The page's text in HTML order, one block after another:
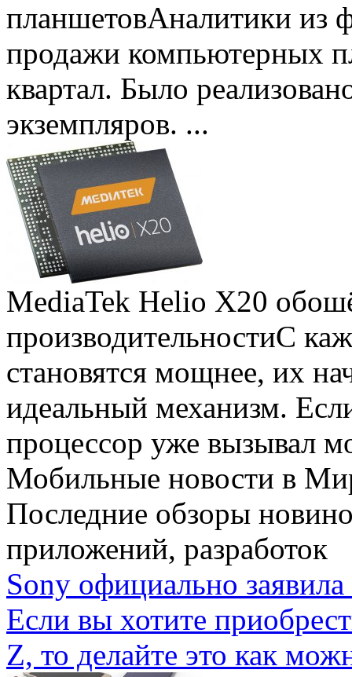
планшетовАналитики из
продажи компьютерных
квартал. Было
экземпляров. ...
MediaTek Helio X20
производительностиС
становятся мощнее, их
идеальный механизм.
процессор уже вызывал
Мобильные новости в
Последние обзоры
приложений, разработок
Sony официально
Если вы хотите
Z, то делайте это как